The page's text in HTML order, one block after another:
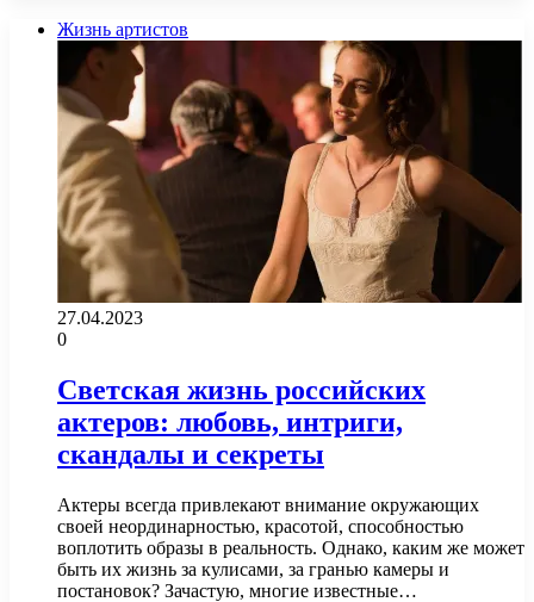
Жизнь артистов
27.04.2023
0
Светская жизнь российских
актеров: любовь, интриги,
скандалы и секреты
Актеры всегда привлекают внимание окружающих
своей неординарностью, красотой, способностью
воплотить образы в реальность. Однако, каким же может
быть их жизнь за кулисами, за гранью камеры и
постановок? Зачастую, многие известные…